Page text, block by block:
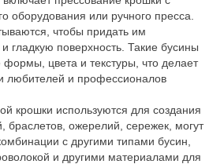
оборудования или ручного пресса.
чтобы придать им
гладкую поверхность. Такие бусины
цвета и текстуры, что делает
любителей и профессионалов
крошки используются для создания
браслетов, ожерелий, сережек, могут
с другими типами бусин,
и другими материалами для